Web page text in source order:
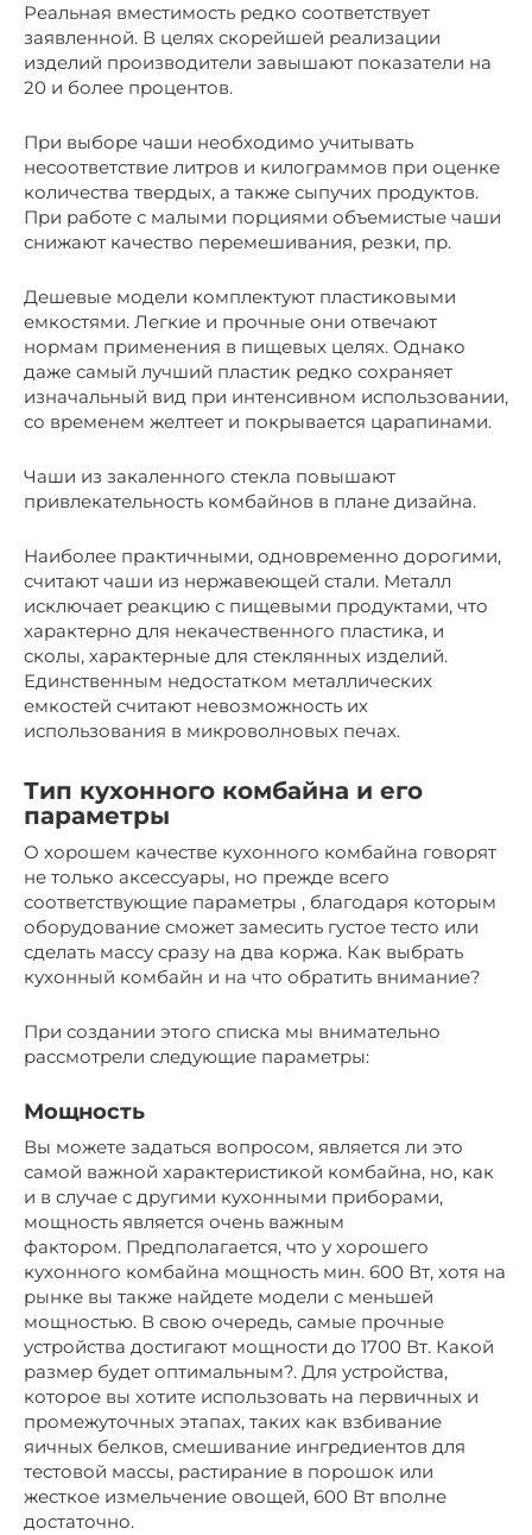
Реальная вместимость редко соответствует
заявленной. В целях скорейшей реализации
изделий производители завышают показатели на
20 и более процентов.
При выборе чаши необходимо учитывать
несоответствие литров и килограммов при оценке
количества твердых, а также сыпучих продуктов.
При работе с малыми порциями объемистые чаши
снижают качество перемешивания, резки, пр.
Дешевые модели комплектуют пластиковыми
емкостями. Легкие и прочные они отвечают
нормам применения в пищевых целях. Однако
даже самый лучший пластик редко сохраняет
изначальный вид при интенсивном использовании,
со временем желтеет и покрывается царапинами.
Чаши из закаленного стекла повышают
привлекательность комбайнов в плане дизайна.
Наиболее практичными, одновременно дорогими,
считают чаши из нержавеющей стали. Металл
исключает реакцию с пищевыми продуктами, что
характерно для некачественного пластика, и
сколы, характерные для стеклянных изделий.
Единственным недостатком металлических
емкостей считают невозможность их
использования в микроволновых печах.
Тип кухонного комбайна и его
параметры
О хорошем качестве кухонного комбайна говорят
не только аксессуары, но прежде всего
соответствующие параметры , благодаря которым
оборудование сможет замесить густое тесто или
сделать массу сразу на два коржа. Как выбрать
кухонный комбайн и на что обратить внимание?
При создании этого списка мы внимательно
рассмотрели следующие параметры:
Мощность
Вы можете задаться вопросом, является ли это
самой важной характеристикой комбайна, но, как
и в случае с другими кухонными приборами,
мощность является очень важным
фактором. Предполагается, что у хорошего
кухонного комбайна мощность мин. 600 Вт, хотя на
рынке вы также найдете модели с меньшей
мощностью. В свою очередь, самые прочные
устройства достигают мощности до 1700 Вт. Какой
размер будет оптимальным?. Для устройства,
которое вы хотите использовать на первичных и
промежуточных этапах, таких как взбивание
яичных белков, смешивание ингредиентов для
тестовой массы, растирание в порошок или
жесткое измельчение овощей, 600 Вт вполне
достаточно.